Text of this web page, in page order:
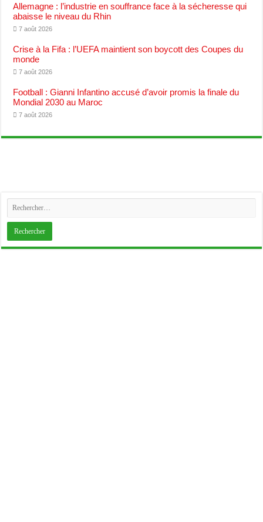
Allemagne : l’industrie en souffrance face à la sécheresse qui
abaisse le niveau du Rhin
7 août 2026
Crise à la Fifa : l’UEFA maintient son boycott des Coupes du
monde
7 août 2026
Football : Gianni Infantino accusé d’avoir promis la finale du
Mondial 2030 au Maroc
7 août 2026